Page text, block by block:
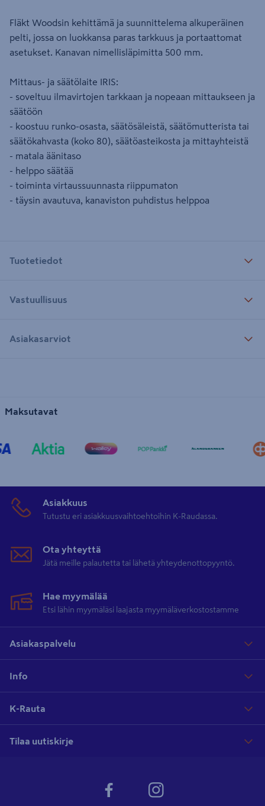
Fläkt Woodsin kehittämä ja suunnittelema alkuperäinen
pelti, jossa on luokkansa paras tarkkuus ja portaattomat
asetukset. Kanavan nimellisläpimitta 500 mm.
Mittaus- ja säätölaite IRIS:
- soveltuu ilmavirtojen tarkkaan ja nopeaan mittaukseen ja
säätöön
- koostuu runko-osasta, säätösäleistä, säätömutterista tai
säätökahvasta (koko 80), säätöasteikosta ja mittayhteistä
- matala äänitaso
- helppo säätää
- toiminta virtaussuunnasta riippumaton
- täysin avautuva, kanaviston puhdistus helppoa
Tuotetiedot
Vastuullisuus
Asiakasarviot
Maksutavat
Asiakkuus
Tutustu eri asiakkuusvaihtoehtoihin K-Raudassa.
Ota yhteyttä
Jätä meille palautetta tai lähetä yhteydenottopyyntö.
Hae myymälää
Etsi lähin myymäläsi laajasta myymäläverkostostamme
Asiakaspalvelu
Info
K-Rauta
Tilaa uutiskirje